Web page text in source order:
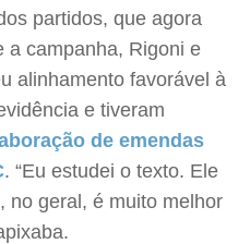
partidos, que agora
a campanha, Rigoni e
alinhamento favorável à
e tiveram
de emendas
. “Eu estudei o texto. Ele
no geral, é muito melhor